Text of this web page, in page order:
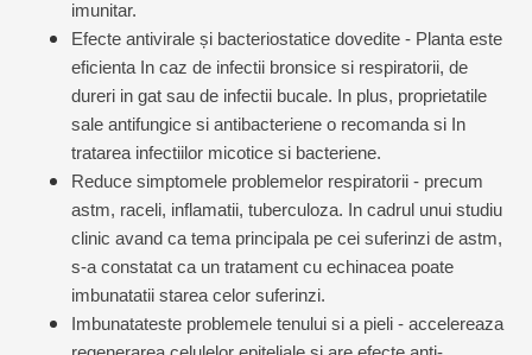
imunitar.
Efecte antivirale și bacteriostatice dovedite - Planta este
eficienta In caz de infectii bronsice si respiratorii, de
dureri in gat sau de infectii bucale. In plus, proprietatile
sale antifungice si antibacteriene o recomanda si In
tratarea infectiilor micotice si bacteriene.
Reduce simptomele problemelor respiratorii - precum
astm, raceli, inflamatii, tuberculoza. In cadrul unui studiu
clinic avand ca tema principala pe cei suferinzi de astm,
s-a constatat ca un tratament cu echinacea poate
imbunatatii starea celor suferinzi.
Imbunatateste problemele tenului si a pieli - accelereaza